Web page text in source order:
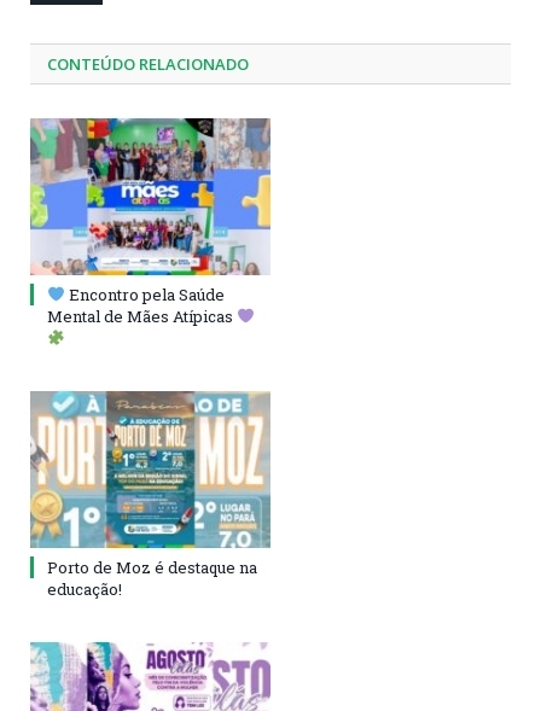
CONTEÚDO RELACIONADO
Encontro pela Saúde
Mental de Mães Atípicas
Porto de Moz é destaque na
educação!